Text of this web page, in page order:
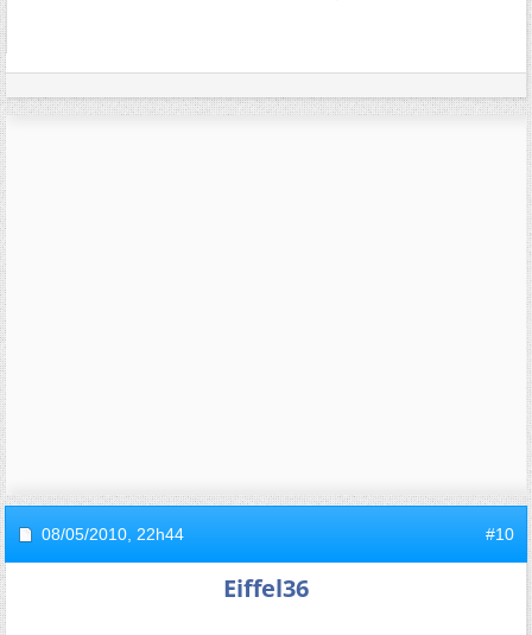
08/05/2010, 22h44 #10
Eiffel36